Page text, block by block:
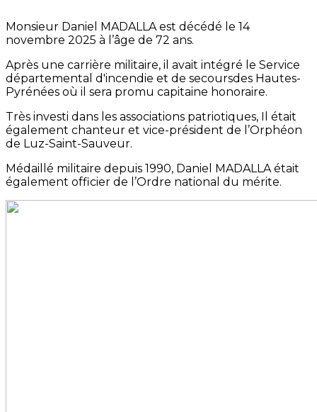
Monsieur Daniel MADALLA est décédé le 14
novembre 2025 à l’âge de 72 ans.
Après une carrière militaire, il avait intégré le Service
départemental d'incendie et de secoursdes Hautes-
Pyrénées où il sera promu capitaine honoraire.
Très investi dans les associations patriotiques, Il était
également chanteur et vice-président de l’Orphéon
de Luz-Saint-Sauveur.
Médaillé militaire depuis 1990, Daniel MADALLA était
également officier de l’Ordre national du mérite.